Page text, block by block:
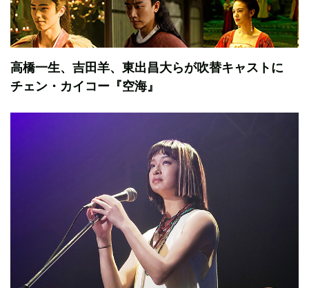
高橋一生、吉田羊、東出昌大らが吹替キャストに
チェン・カイコー『空海』